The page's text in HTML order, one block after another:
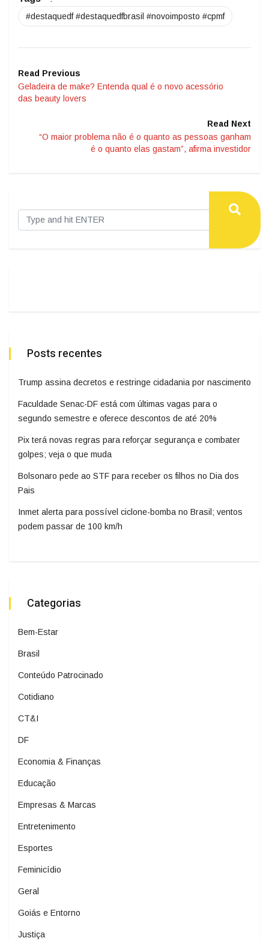
#destaquedf #destaquedfbrasil #novoimposto #cpmf
Read Previous
Geladeira de make? Entenda qual é o novo acessório
das beauty lovers
Read Next
“O maior problema não é o quanto as pessoas ganham
é o quanto elas gastam”, afirma investidor
Posts recentes
Trump assina decretos e restringe cidadania por nascimento
Faculdade Senac-DF está com últimas vagas para o
segundo semestre e oferece descontos de até 20%
Pix terá novas regras para reforçar segurança e combater
golpes; veja o que muda
Bolsonaro pede ao STF para receber os filhos no Dia dos
Pais
Inmet alerta para possível ciclone-bomba no Brasil; ventos
podem passar de 100 km/h
Categorias
Bem-Estar
Brasil
Conteúdo Patrocinado
Cotidiano
CT&I
DF
Economia & Finanças
Educação
Empresas & Marcas
Entretenimento
Esportes
Feminicídio
Geral
Goiás e Entorno
Justiça